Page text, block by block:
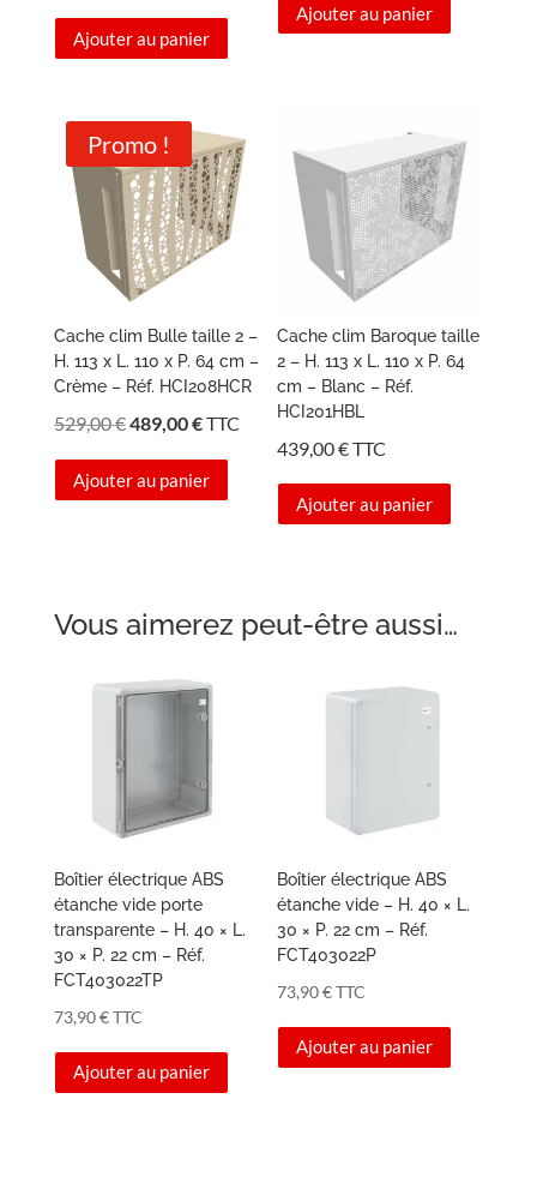
initial
actuel
Ajouter au panier
initial
actuel
Ajouter au panier
Promo !
Cache clim Bulle taille 2 –
H. 113 x L. 110 x P. 64 cm –
Crème – Réf. HCI208HCR
529,00€Le
initial
489,00€Le
actuel
TTC
Ajouter au panier
Cache clim Baroque taille
2 – H. 113 x L. 110 x P. 64
cm – Blanc – Réf.
HCI201HBL
439,00€TTC
Ajouter au panier
Vous aimerez peut-être aussi…
Boîtier électrique ABS
étanche vide porte
transparente – H. 40 × L.
30 × P. 22 cm – Réf.
FCT403022TP
73,90€TTC
Ajouter au panier
Boîtier électrique ABS
étanche vide – H. 40 × L.
30 × P. 22 cm – Réf.
FCT403022P
73,90€TTC
Ajouter au panier